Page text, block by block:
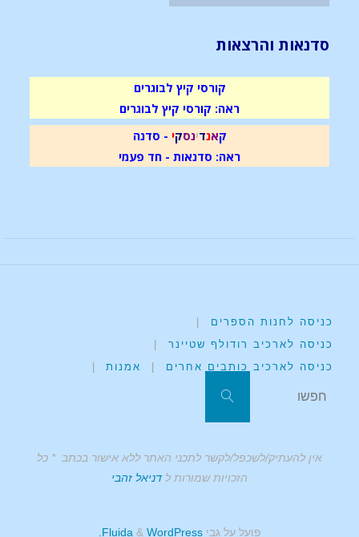
סדנאות והרצאות
קורסי קיץ לבוגרים
ראה: קורסי קיץ לבוגרים
קאנדינסקי - סדנה
ראה: סדנאות - חד פעמי
כניסה לחנות הספרים
כניסה לארכיב רודולף שטיינר
כניסה לארכיב כותבים אחרים
אמנות
אין להעתיק/לשכפל/לקשר לתכני האתר ללא אישור בכתב * כל
הזכויות שמורות לדניאל זהבי
פועל על גבי Fluida
& WordPress.